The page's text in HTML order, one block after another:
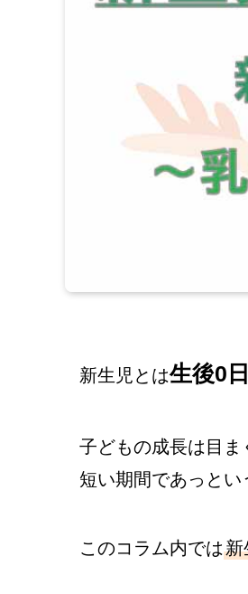
新生児とは生後0
子どもの成長は目ま
短い期間であっとい
このコラム内では新